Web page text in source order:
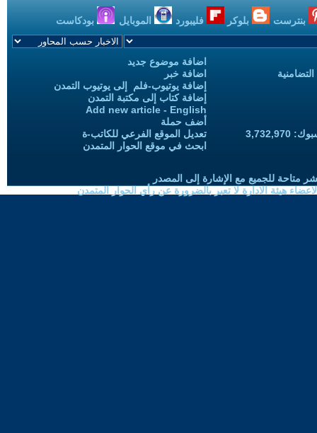
بنترست بلوكر فليبورد الموبايل بودكاست
اضافة موضوع جديد
اضافة خبر
إضافة يوتيوب-فلم إلى يوتيوب التمدن
إضافة كتاب إلى مكتبة التمدن
Add new article - English
أضف حملة
تعديل الموقع الفرعي للكاتب-ة
ابحث في موقع الحوار المتمدن
متاحة للجميع مع الإشارة إلى المصدر
هيئة الادارة لا تعبر بالضرورة عن رأي الحوار المتمدن